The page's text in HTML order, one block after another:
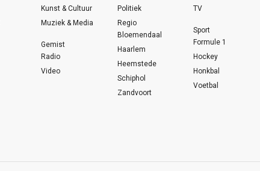
Kunst & Cultuur
Muziek & Media
Gemist
Radio
Video
Politiek
Regio
Bloemendaal
Haarlem
Heemstede
Schiphol
Zandvoort
TV
Sport
Formule 1
Hockey
Honkbal
Voetbal